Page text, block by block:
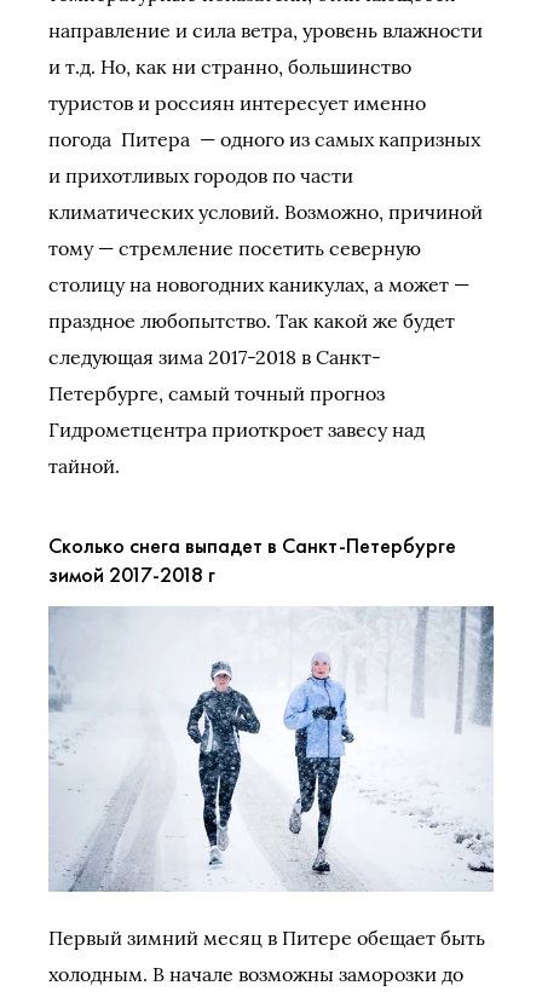
направление и сила ветра, уровень влажности
и т.д. Но, как ни странно, большинство
туристов и россиян интересует именно
погода Питера — одного из самых капризных
и прихотливых городов по части
климатических условий. Возможно, причиной
тому — стремление посетить северную
столицу на новогодних каникулах, а может —
праздное любопытство. Так какой же будет
следующая зима 2017-2018 в Санкт-
Петербурге, самый точный прогноз
Гидрометцентра приоткроет завесу над
тайной.
Сколько снега выпадет в Санкт-Петербурге
зимой 2017-2018 г
Первый зимний месяц в Питере обещает быть
холодным. В начале возможны заморозки до